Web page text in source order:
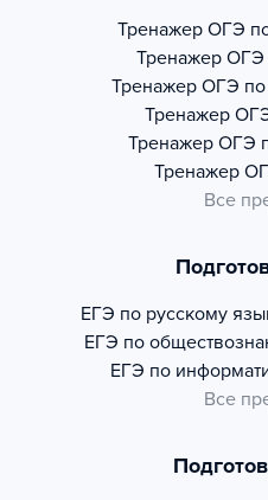
Тренажер ОГЭ
Тренажер ОГЭ
Тренажер ОГЭ по
Тренажер
Тренажер ОГЭ
Тренажер
Все
ЕГЭ по русскому
ЕГЭ по
ЕГЭ по
Все